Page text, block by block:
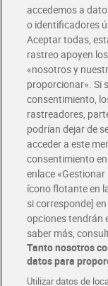
Envío gratis por
Envío estandar por
Glovo y Uber Eats
Solicita tu factura
Únete al CLUB Dia
Disfruta las
Descárgate la APP
Folletos y Tiendas
Descubre las
Tarjeta MaX Dia
Te devuelve hasta
¡Solicita tu tarjeta
accedemos a
o identificadores
Aceptar todas,
rastreo apoyen
«nosotros y
proporcionar». Si
consentimiento,
rastreadores,
podrían dejar de
acceder a este
consentimiento
enlace
ícono flotante en
si corresponde]
opciones tendrán
saber más,
Tanto nosotros
datos para
Utilizar datos de